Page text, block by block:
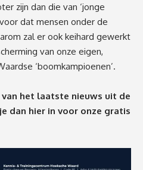
zijn dan die van ‘jonge
dat mensen onder de
zal er ook keihard gewerkt
van onze eigen,
‘boomkampioenen’.
het laatste nieuws uit de
dan hier in voor onze gratis